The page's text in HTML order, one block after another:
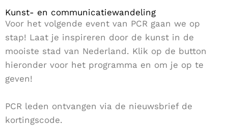
Kunst- en communicatiewandeling
Voor het volgende event van PCR gaan we op
stap! Laat je inspireren door de kunst in de
mooiste stad van Nederland. Klik op de button
hieronder voor het programma en om je op te
geven!
PCR leden ontvangen via de nieuwsbrief de
kortingscode.